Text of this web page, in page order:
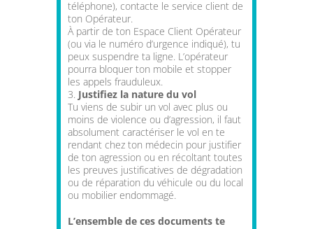
téléphone), contacte le service client de
ton Opérateur.
À partir de ton Espace Client Opérateur
(ou via le numéro d’urgence indiqué), tu
peux suspendre ta ligne. L’opérateur
pourra bloquer ton mobile et stopper
les appels frauduleux.
Justifiez la nature du vol
Tu viens de subir un vol avec plus ou
moins de violence ou d’agression, il faut
absolument caractériser le vol en te
rendant chez ton médecin pour justifier
de ton agression ou en récoltant toutes
les preuves justificatives de dégradation
ou de réparation du véhicule ou du local
ou mobilier endommagé.
L’ensemble de ces documents te